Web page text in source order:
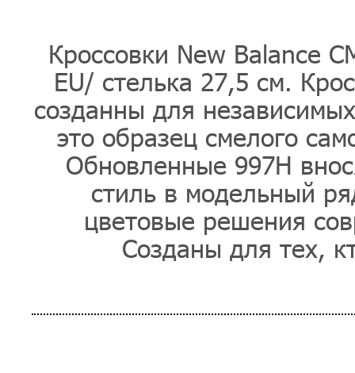
Кроссовки New Balance
EU/ стелька 27,5 см.
созданны для
это образец смелого
Обновленные 997H
стиль в модельный
цветовые решения
Созданы для тех,